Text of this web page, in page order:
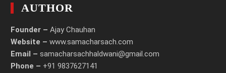
AUTHOR
Founder – Ajay Chauhan
Website – www.samacharsach.com
Email – samacharsachhaldwani@gmail.com
Phone – +91 9837627141